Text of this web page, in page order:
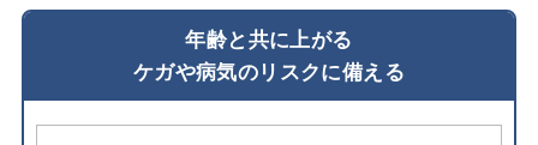
年齢と共に上がる
ケガや病気のリスクに備える